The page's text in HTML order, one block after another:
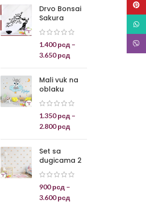
Drvo Bonsai
Sakura
1.400рсд –
3.650рсд
Mali vuk na
oblaku
1.350рсд –
2.800рсд
Set sa
dugicama 2
900рсд –
3.600рсд
Viber